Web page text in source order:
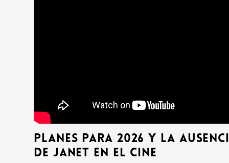
Planes para 2026 y la
de Janet en el cine